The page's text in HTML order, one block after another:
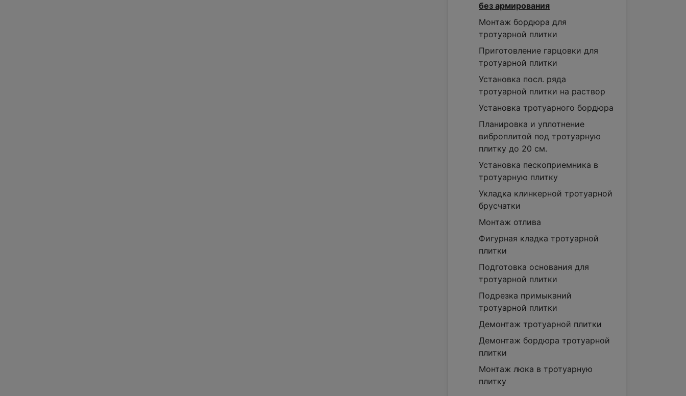
без армирования
Монтаж бордюра для
тротуарной плитки
Приготовление гарцовки для
тротуарной плитки
Установка посл. ряда
тротуарной плитки на раствор
Установка тротуарного бордюра
Планировка и уплотнение
виброплитой под тротуарную
плитку до 20 см.
Установка пескоприемника в
тротуарную плитку
Укладка клинкерной тротуарной
брусчатки
Монтаж отлива
Фигурная кладка тротуарной
плитки
Подготовка основания для
тротуарной плитки
Подрезка примыканий
тротуарной плитки
Демонтаж тротуарной плитки
Демонтаж бордюра тротуарной
плитки
Монтаж люка в тротуарную
плитку